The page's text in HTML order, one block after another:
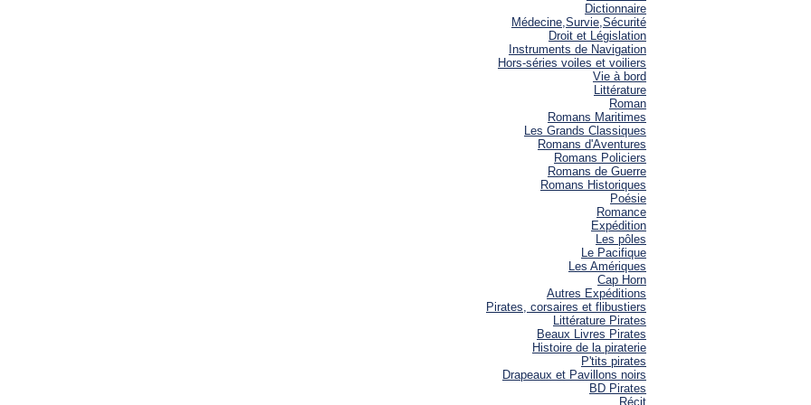
Dictionnaire
Médecine,Survie,Sécurité
Droit et Législation
Instruments de Navigation
Hors-séries voiles et voiliers
Vie à bord
Littérature
Roman
Romans Maritimes
Les Grands Classiques
Romans d'Aventures
Romans Policiers
Romans de Guerre
Romans Historiques
Poésie
Romance
Expédition
Les pôles
Le Pacifique
Les Amériques
Cap Horn
Autres Expéditions
Pirates, corsaires et flibustiers
Littérature Pirates
Beaux Livres Pirates
Histoire de la piraterie
P'tits pirates
Drapeaux et Pavillons noirs
BD Pirates
Récit